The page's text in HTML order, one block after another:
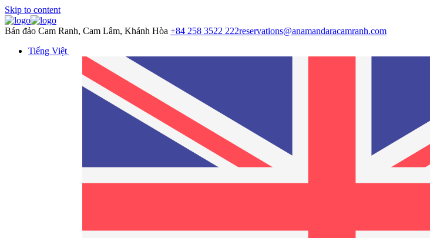
Skip to content
Bán đảo Cam Ranh, Cam Lâm, Khánh Hòa +84 258 3522 222reservations@anamandaracamranh.com
Tiếng Việt